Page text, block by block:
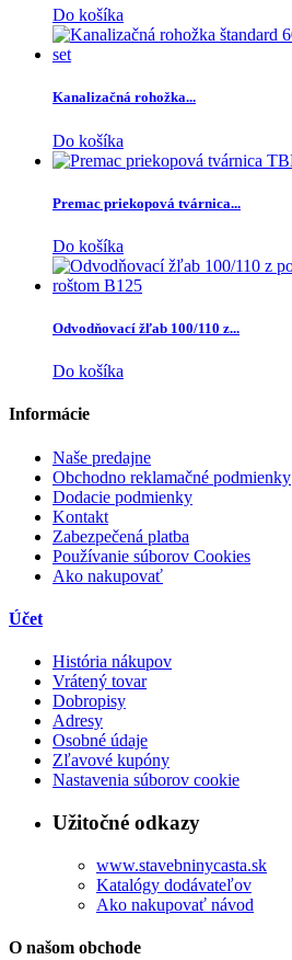
Do košíka
Kanalizačná rohožka...
Do košíka
Premac priekopová tvárnica...
Do košíka
Odvodňovací žľab 100/110 z...
Do košíka
Informácie
Naše predajne
Obchodno reklamačné podmienky
Dodacie podmienky
Kontakt
Zabezpečená platba
Používanie súborov Cookies
Ako nakupovať
Účet
História nákupov
Vrátený tovar
Dobropisy
Adresy
Osobné údaje
Zľavové kupóny
Nastavenia súborov cookie
Užitočné odkazy
www.stavebninycasta.sk
Katalógy dodávateľov
Ako nakupovať návod
O našom obchode